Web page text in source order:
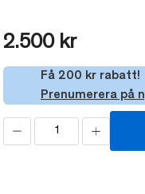
2.500 kr
Få 200 kr rabatt!
Prenumerera på